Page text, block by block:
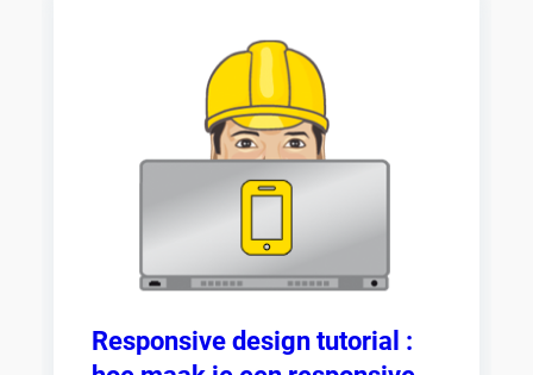
Responsive design tutorial :